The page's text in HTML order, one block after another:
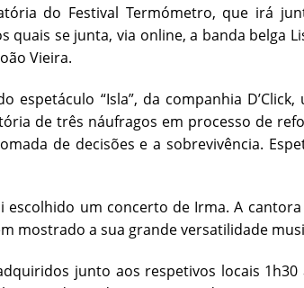
do Festival Termómetro, que irá
quais se junta, via online, a banda belga
Vieira.
“Isla”, da companhia
de três náufragos em processo de
de decisões e a sobrevivência.
escolhido um concerto de Irma. A
mostrado a sua grande versatilidade
junto aos respetivos locais